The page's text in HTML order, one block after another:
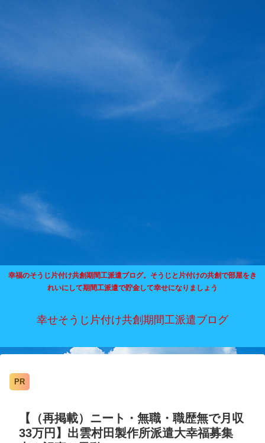
幸福のそうじ片付け共創期間工派遣ブログ。そうじと片付けの共創で部屋をき
れいにして期間工派遣で貯金して幸せになりましょう
幸せそうじ片付け共創期間工派遣ブログ
PR
【（再掲載）ニート・無職・職歴無で月収
33万円】出雲村田製作所派遣大幸福募集